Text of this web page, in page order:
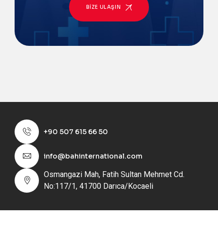
BIZE ULAŞIN
+90 507 615 66 50
info@bahinternational.com
Osmangazi Mah, Fatih Sultan Mehmet Cd.
No:117/1, 41700 Darıca/Kocaeli